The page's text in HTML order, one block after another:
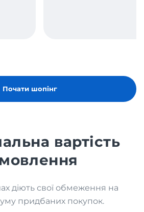
Почати шопінг
вартість
діють свої обмеження на
придбаних покупок.